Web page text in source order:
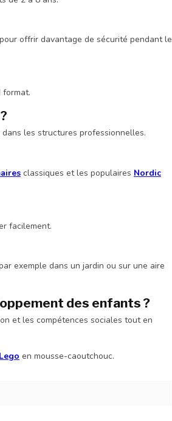
offrir davantage de sécurité pendant le
format.
les structures professionnelles.
classiques et les populaires Nordic
facilement.
exemple dans un jardin ou sur une aire
des enfants ?
et les compétences sociales tout en
en mousse-caoutchouc.